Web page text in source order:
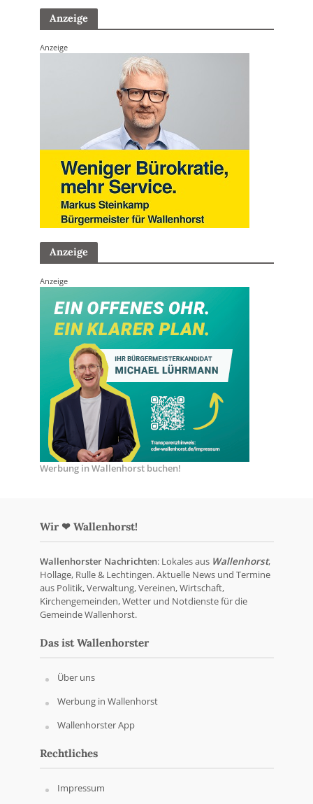
Anzeige
Anzeige
Anzeige
Anzeige
Werbung in Wallenhorst buchen!
Wir ❤ Wallenhorst!
Wallenhorster Nachrichten: Lokales aus Wallenhorst,
Hollage, Rulle & Lechtingen. Aktuelle News und Termine
aus Politik, Verwaltung, Vereinen, Wirtschaft,
Kirchengemeinden, Wetter und Notdienste für die
Gemeinde Wallenhorst.
Das ist Wallenhorster
Über uns
Werbung in Wallenhorst
Wallenhorster App
Rechtliches
Impressum